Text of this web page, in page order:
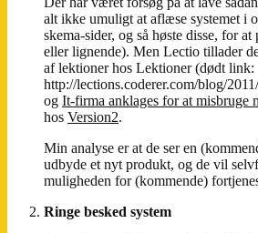
alt ikke umuligt at aflæse systemet i
skema-sider, og så høste disse, for
eller lignende). Men Lectio tillader
af lektioner hos Lektioner (dødt link:
http://lections.coderer.com/blog/
og It-firma anklages for at misbruge
hos Version2.
Min analyse er at de ser en
udbyde et nyt produkt, og de vil
muligheden for (kommende)
Ringe besked system